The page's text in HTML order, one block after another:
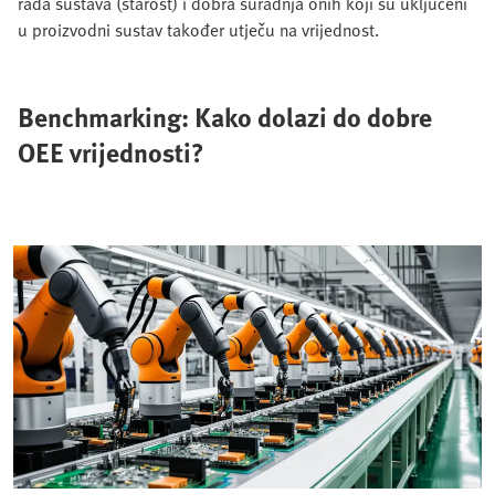
u proizvodni sustav također utječu na vrijednost.
Benchmarking: Kako dolazi do dobre
OEE vrijednosti?